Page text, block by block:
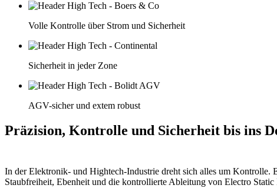
Volle Kontrolle über Strom und Sicherheit
Sicherheit in jeder Zone
AGV-sicher und extem robust
Präzision, Kontrolle und Sicherheit bis ins
In der Elektronik- und Hightech-Industrie dreht sich alles um Kontrolle.
Staubfreiheit, Ebenheit und die kontrollierte Ableitung von Electro Static